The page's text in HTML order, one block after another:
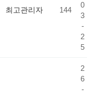
최고관리자 144
0
3
-
2
5
2
6
-